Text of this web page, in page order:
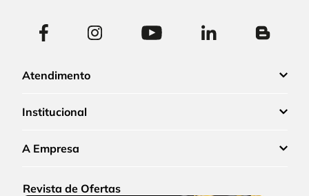
Atendimento
Institucional
A Empresa
Revista de Ofertas